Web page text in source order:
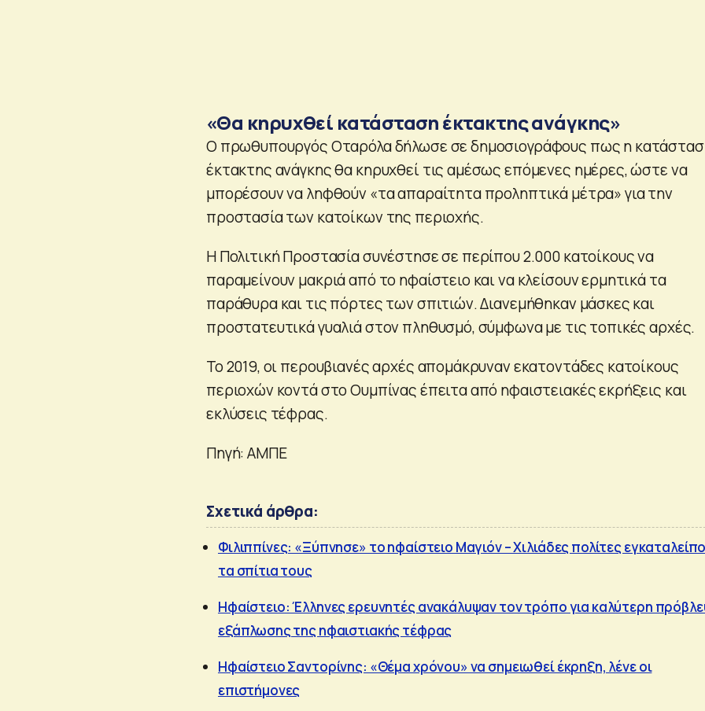
«Θα κηρυχθεί κατάσταση έκτακτης ανάγκης»
Ο πρωθυπουργός Οταρόλα δήλωσε σε δημοσιογράφους πως η
έκτακτης ανάγκης θα κηρυχθεί τις αμέσως επόμενες ημέρες, ώστε να
μπορέσουν να ληφθούν «τα απαραίτητα προληπτικά μέτρα» για την
προστασία των κατοίκων της περιοχής.
Η Πολιτική Προστασία συνέστησε σε περίπου 2.000 κατοίκους να
παραμείνουν μακριά από το ηφαίστειο και να κλείσουν ερμητικά τα
παράθυρα και τις πόρτες των σπιτιών. Διανεμήθηκαν μάσκες και
προστατευτικά γυαλιά στον πληθυσμό, σύμφωνα με τις τοπικές αρχές.
Το 2019, οι περουβιανές αρχές απομάκρυναν εκατοντάδες κατοίκους
περιοχών κοντά στο Ουμπίνας έπειτα από ηφαιστειακές εκρήξεις και
εκλύσεις τέφρας.
Πηγή: ΑΜΠΕ
Σχετικά άρθρα:
Φιλιππίνες: «Ξύπνησε» το ηφαίστειο Μαγιόν – Χιλιάδες πολίτες
τα σπίτια τους
Ηφαίστειο: Έλληνες ερευνητές ανακάλυψαν τον τρόπο για καλύτερη
εξάπλωσης της ηφαιστιακής τέφρας
Ηφαίστειο Σαντορίνης: «Θέμα χρόνου» να σημειωθεί έκρηξη, λένε οι
επιστήμονες